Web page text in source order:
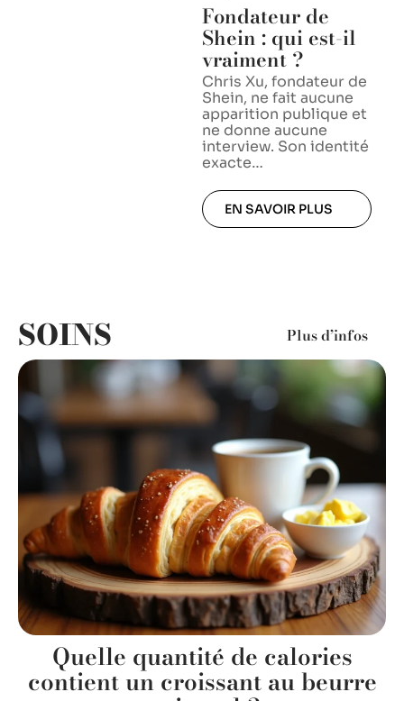
Fondateur de
Shein : qui est-il
vraiment ?
Chris Xu, fondateur de
Shein, ne fait aucune
apparition publique et
ne donne aucune
interview. Son identité
exacte…
EN SAVOIR PLUS
SOINS Plus d’infos
Quelle quantité de calories
contient un croissant au beurre